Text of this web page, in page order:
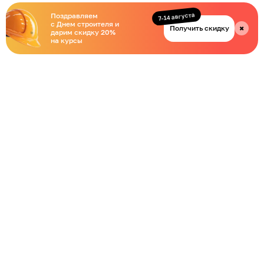
Поздравляем
с Днем строителя и
дарим скидку 20%
на курсы
Получить скидку
7-14 августа
✖